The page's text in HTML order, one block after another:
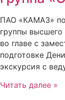
ПАО «КАМАЗ»
группы
во главе с
подготовке
экскурсия с
Читать далее »